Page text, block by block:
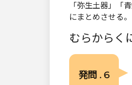
「弥生土器」「
にまとめさせる。
むらからく
発問 . 6